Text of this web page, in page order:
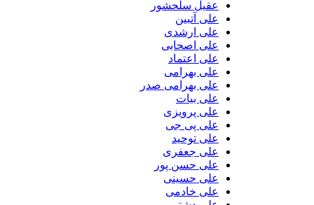
عقیل سلحشور
علی آتبین
علی ارشدی
علی اصحابی
علی اعتماد
علی بهرامی
علی بهرامی صدر
علی بیات
علی پرویزی
علی پی جی
علی توحید
علی جعفری
علی حسن پور
علی حسینی
علی خادمی